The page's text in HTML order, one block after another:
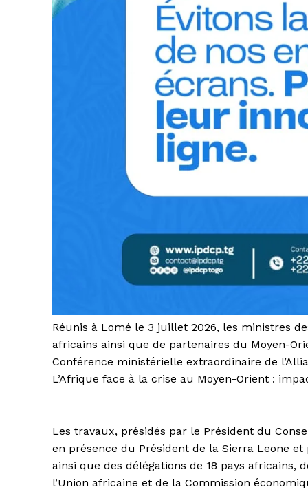
Réunis à Lomé le 3 juillet 2026, les ministres
africains ainsi que de partenaires du Moyen-
Conférence ministérielle extraordinaire de
L’Afrique face à la crise au Moyen-Orient :
Les travaux, présidés par le Président du
en présence du Président de la Sierra Leone
ainsi que des délégations de 18 pays africains,
l’Union africaine et de la Commission